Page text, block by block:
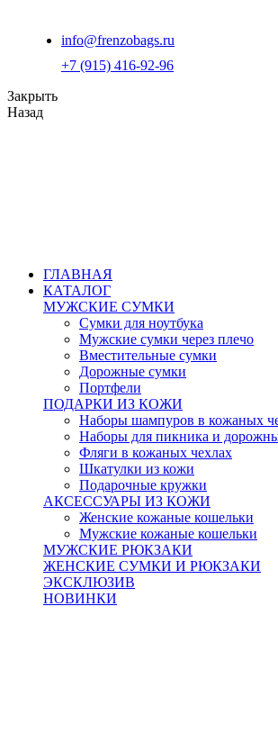
info@frenzobags.ru
‭+7 (915) 416-92-96
Закрыть
Назад
ГЛАВНАЯ
КАТАЛОГ
МУЖСКИЕ СУМКИ
Сумки для ноутбука
Мужские сумки через плечо
Вместительные сумки
Дорожные сумки
Портфели
ПОДАРКИ ИЗ КОЖИ
Наборы шампуров в кожаных
Наборы для пикника и
Фляги в кожаных чехлах
Шкатулки из кожи
Подарочные кружки
АКСЕССУАРЫ ИЗ КОЖИ
Женские кожаные кошельки
Мужские кожаные кошельки
МУЖСКИЕ РЮКЗАКИ
ЖЕНСКИЕ СУМКИ И РЮКЗАКИ
ЭКСКЛЮЗИВ
НОВИНКИ